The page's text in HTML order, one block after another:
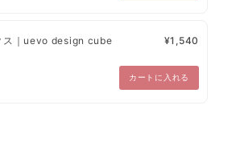
ス｜uevo design cube ¥1,540
カートに入れる